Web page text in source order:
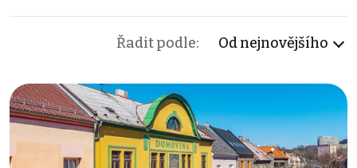
Řadit podle: Od nejnovějšího